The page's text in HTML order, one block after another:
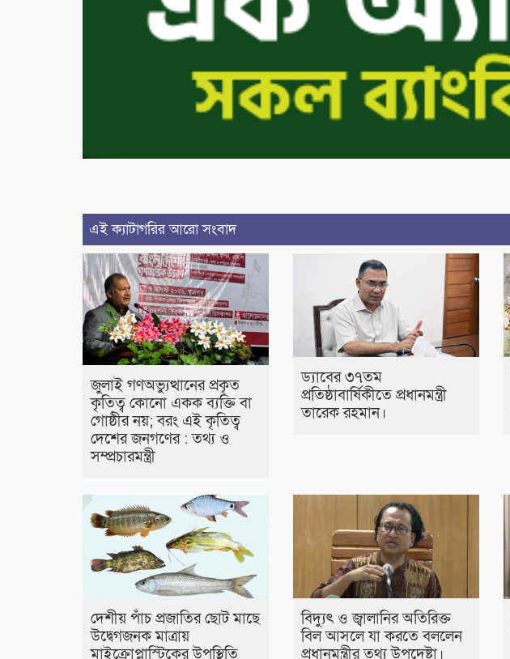
এই ক্যাটাগরির আরো সংবাদ
জুলাই গণঅভ্যুত্থানের প্রকৃত
কৃতিত্ব কোনো একক ব্যক্তি বা
গোষ্ঠীর নয়; বরং এই কৃতিত্ব
দেশের জনগণের : তথ্য ও
সম্প্রচারমন্ত্রী
ড্যাবের ৩৭তম
প্রতিষ্ঠাবার্ষিকীতে প্রধানমন্ত্রী
তারেক রহমান।
দেশীয় পাঁচ প্রজাতির ছোট মাছে
উদ্বেগজনক মাত্রায়
মাইক্রোপ্লাস্টিকের উপস্থিতি
বিদ্যুৎ ও জ্বালানির অতিরিক্ত
বিল আসলে যা করতে বললেন
প্রধানমন্ত্রীর তথ্য উপদেষ্টা।